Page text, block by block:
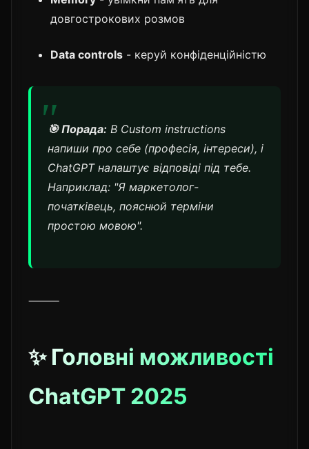
довгострокових розмов
Data controls - керуй конфіденційністю
🎯 Порада: В Custom instructions
напиши про себе (професія, інтереси), і
ChatGPT налаштує відповіді під тебе.
Наприклад: "Я маркетолог-
початківець, пояснюй терміни
простою мовою".
⸻
✨ Головні можливості
ChatGPT 2025